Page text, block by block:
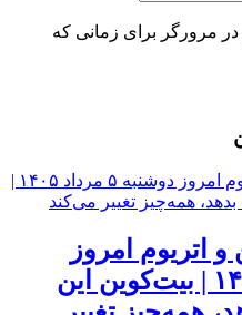
مرورگر برای زمانی که
اتریوم امروز
دوشنبه ۵ مرداد ۱۴۰۵ | بیت‌کوین این